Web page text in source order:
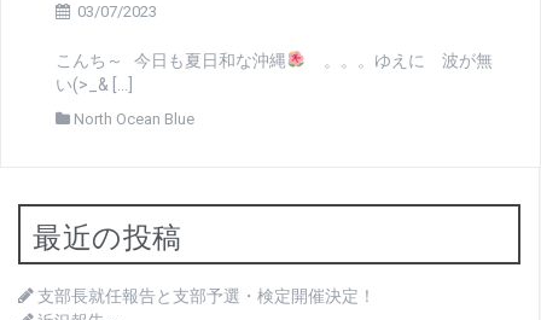
03/07/2023
こんち～ 今日も夏日和な沖縄
。。。ゆえに 波が無
い(>_& […]
North Ocean Blue
最近の投稿
支部長就任報告と支部予選・検定開催決定！